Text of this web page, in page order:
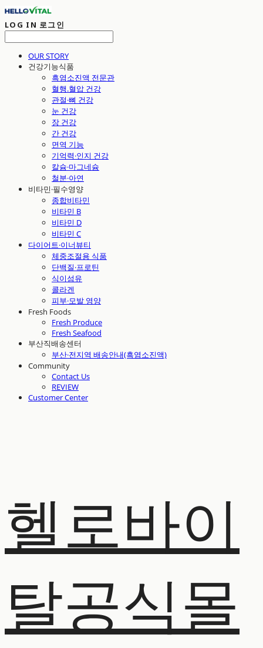
LOG IN 로그인
OUR STORY
건강기능식품
흑염소진액 전문관
혈행.혈압 건강
관절·뼈 건강
눈 건강
장 건강
간 건강
면역 기능
기억력·인지 건강
칼슘·마그네슘
철분·아연
비타민·필수영양
종합비타민
비타민 B
비타민 D
비타민 C
다이어트·이너뷰티
체중조절용 식품
단백질·프로틴
식이섬유
콜라겐
피부·모발 영양
Fresh Foods
Fresh Produce
Fresh Seafood
부산직배송센터
부산·전지역 배송안내(흑염소진액)
Community
Contact Us
REVIEW
Customer Center
헬로바이
탈공식몰